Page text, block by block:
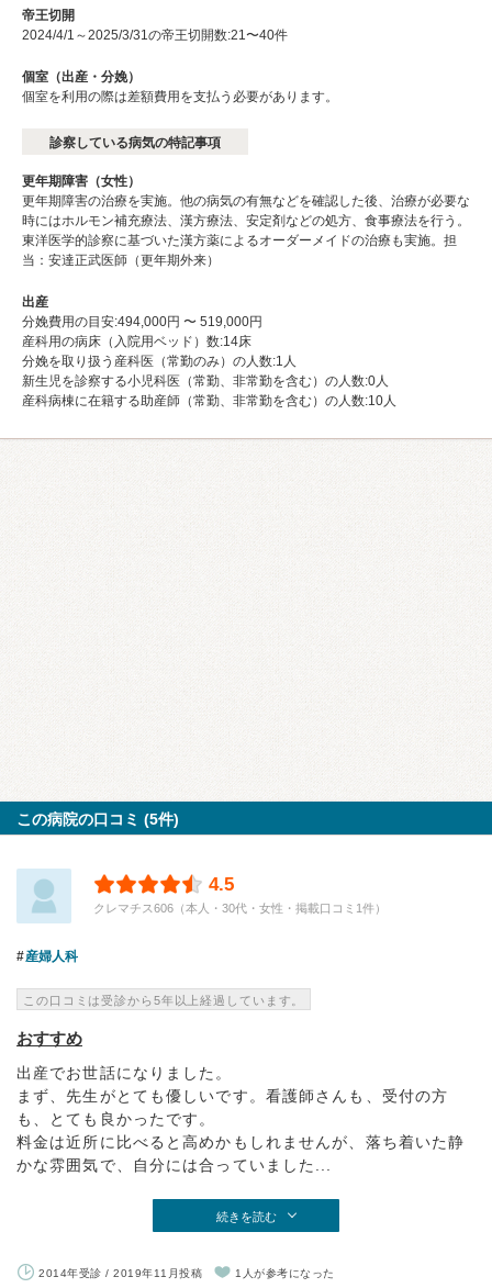
帝王切開
2024/4/1～2025/3/31の帝王切開数:21〜40件
個室（出産・分娩）
個室を利用の際は差額費用を支払う必要があります。
診察している病気の特記事項
更年期障害（女性）
更年期障害の治療を実施。他の病気の有無などを確認した後、治療が必要な
時にはホルモン補充療法、漢方療法、安定剤などの処方、食事療法を行う。
東洋医学的診察に基づいた漢方薬によるオーダーメイドの治療も実施。担
当：安達正武医師（更年期外来）
出産
分娩費用の目安:494,000円 〜 519,000円
産科用の病床（入院用ベッド）数:14床
分娩を取り扱う産科医（常勤のみ）の人数:1⼈
新生児を診察する小児科医（常勤、非常勤を含む）の人数:0⼈
産科病棟に在籍する助産師（常勤、非常勤を含む）の人数:10⼈
この病院の口コミ (5件)
4.5
クレマチス606（本人・30代・女性・掲載口コミ1件）
産婦人科
この口コミは受診から5年以上経過しています。
おすすめ
出産でお世話になりました。
まず、先生がとても優しいです。看護師さんも、受付の方
も、とても良かったです。
料金は近所に比べると高めかもしれませんが、落ち着いた静
かな雰囲気で、自分には合っていました...
続きを読む
2014年受診 / 2019年11月投稿 1人が参考になった